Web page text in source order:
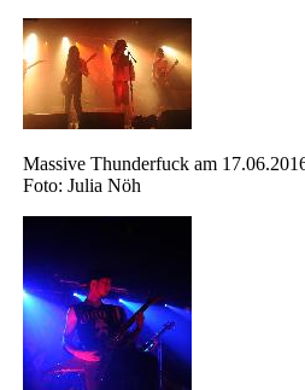
Massive Thunderfuck am
Foto: Julia Nöh